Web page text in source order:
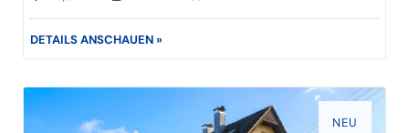
DETAILS ANSCHAUEN »
NEU